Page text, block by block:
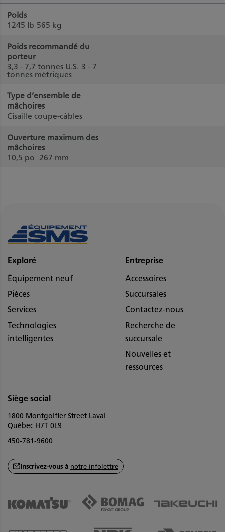
Poids
1245 lb 565 kg
Poids recommandé du
porteur
3,3 - 7,7 tonnes U.S. 3 - 7
tonnes métriques
Type d’ensemble de
mâchoires
Cisaille coupe-câbles
Ouverture maximum des
mâchoires
10,5 po 267 mm
Exploré
Équipement neuf
Pièces
Services
Technologies
intelligentes
Entreprise
Accessoires
Succursales
Contactez-nous
Recherche de
succursale
Nouvelles et
ressources
Siège social
1800 Montgolfier Street Laval
Québec H7T 0L9
450-781-9600
Inscrivez-vous à notre infolettre